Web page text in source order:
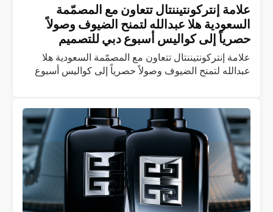
علامة إنتركونتيننتال تتعاون مع المصمّمة
السعودية هلا عبدالله لتمنح الضيوف وصولاً
حصرياً إلى كواليس أسبوع دبي للتصميم
علامة إنتركونتيننتال تتعاون مع المصمّمة السعودية هلا
عبدالله لتمنح الضيوف وصولاً حصرياً إلى كواليس أسبوع